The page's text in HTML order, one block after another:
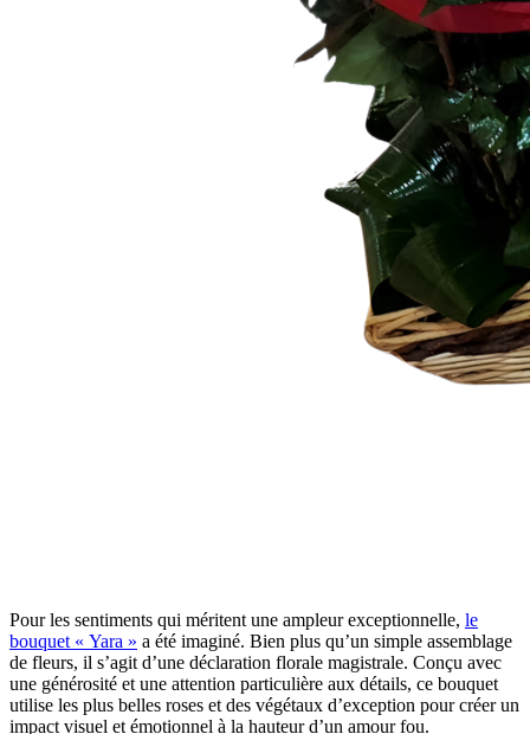
Pour les sentiments qui méritent une ampleur exceptionnelle, le
bouquet « Yara » a été imaginé. Bien plus qu’un simple assemblage
de fleurs, il s’agit d’une déclaration florale magistrale. Conçu avec
une générosité et une attention particulière aux détails, ce bouquet
utilise les plus belles roses et des végétaux d’exception pour créer un
impact visuel et émotionnel à la hauteur d’un amour fou.